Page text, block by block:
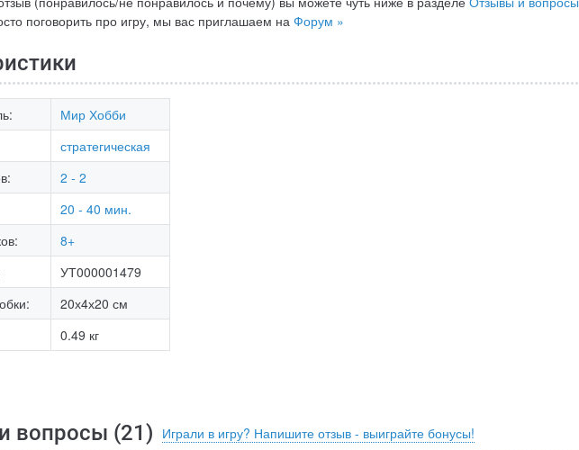
поговорить про игру, мы вас приглашаем на Форум »
Мир Хобби
стратегическая
2 - 2
20 - 40 мин.
8+
УТ000001479
20х4х20 см
0.49 кг
вопросы (21) Играли в игру? Напишите отзыв - выиграйте бонусы!